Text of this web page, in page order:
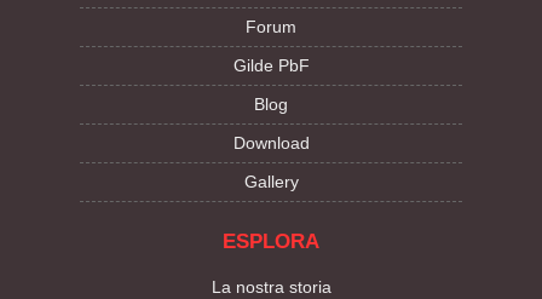
Forum
Gilde PbF
Blog
Download
Gallery
ESPLORA
La nostra storia